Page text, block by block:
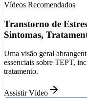
Vídeos Recomendados
Transtorno de
Sintomas,
Uma visão geral
essenciais sobre TEPT,
tratamento.
Assistir Vídeo